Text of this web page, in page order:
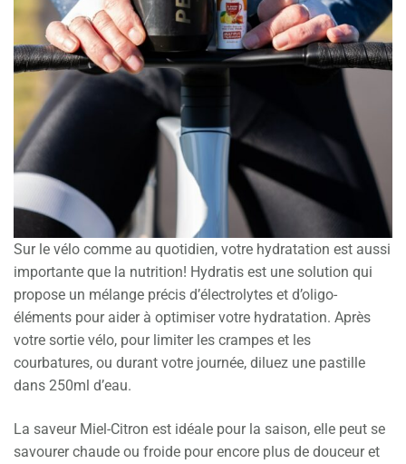
Sur le vélo comme au quotidien, votre hydratation est aussi
importante que la nutrition! Hydratis est une solution qui
propose un mélange précis d’électrolytes et d’oligo-
éléments pour aider à optimiser votre hydratation. Après
votre sortie vélo, pour limiter les crampes et les
courbatures, ou durant votre journée, diluez une pastille
dans 250ml d’eau.
La saveur Miel-Citron est idéale pour la saison, elle peut se
savourer chaude ou froide pour encore plus de douceur et